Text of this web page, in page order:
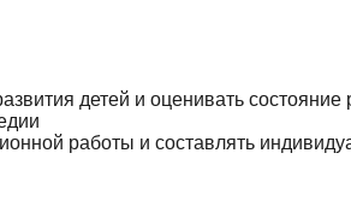
детей и оценивать
работы и составлять